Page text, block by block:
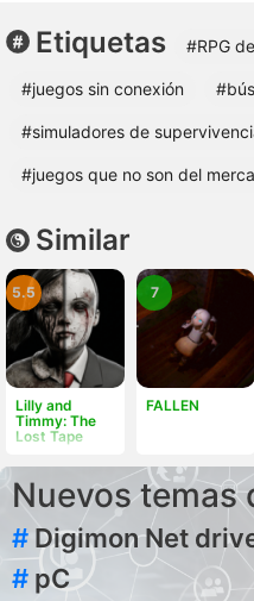
Etiquetas #RPG
#juegos sin conexión
#simuladores de
#juegos que no son del
Similar
Lilly and
Timmy: The
Lost Tape
5.5
FALLEN
7
Nuevos temas
# Digimon Net
# pC